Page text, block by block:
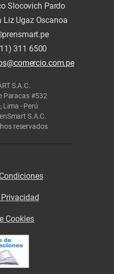
Slocovich Pardo
Liz Ugaz Oscanoa
311 6500
S.A.C.
Paracas #532
Lima - Perú
S.A.C.
reservados
Cookies